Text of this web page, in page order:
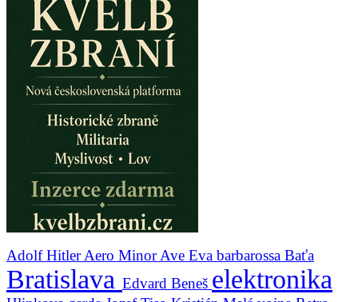
Adolf HitlerAero MinorAve Eva barbarossa Baťa
Bratislava Edvard Beneš elektronika